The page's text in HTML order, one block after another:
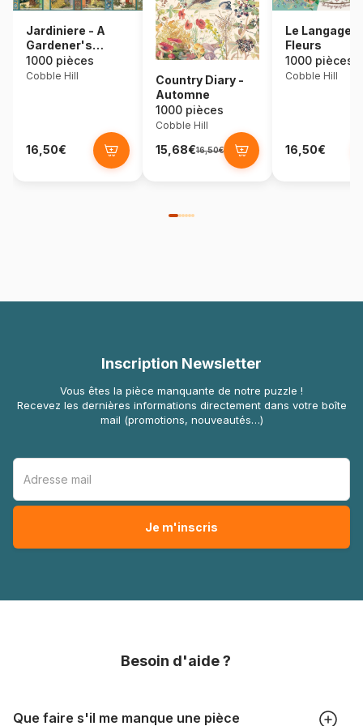
Jardiniere - A
Gardener's
Calendar
1000 pièces
Cobble Hill
16,50€
Country Diary -
Automne
1000 pièces
Cobble Hill
15,68€16,50€
Le Langage
Fleurs
1000 pièces
Cobble Hill
16,50€
Inscription Newsletter
Vous êtes la pièce manquante de notre puzzle !
Recevez les dernières informations directement dans votre boîte
mail (promotions, nouveautés…)
Besoin d'aide ?
Que faire s'il me manque une pièce